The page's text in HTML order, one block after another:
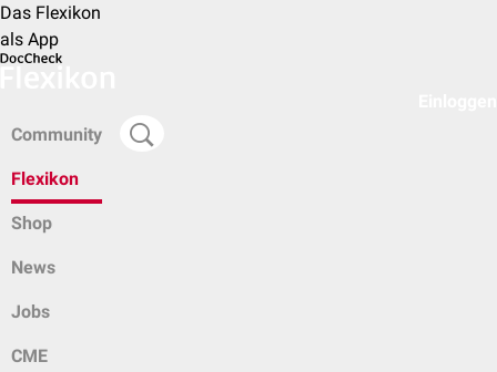
Das Flexikon
als App
Community
Flexikon
Shop
News
Jobs
CME